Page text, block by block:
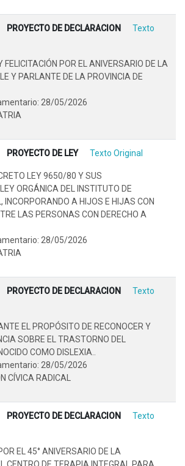
PROYECTO DE DECLARACION
Texto
FELICITACIÓN POR EL ANIVERSARIO DE LA
Y PARLANTE DE LA PROVINCIA DE
28/05/2026
PROYECTO DE LEY Texto Original
LEY 9650/80 Y SUS
ORGÁNICA DEL INSTITUTO DE
INCORPORANDO A HIJOS E HIJAS CON
LAS PERSONAS CON DERECHO A
28/05/2026
PROYECTO DE DECLARACION
Texto
EL PROPÓSITO DE RECONOCER Y
SOBRE EL TRASTORNO DEL
COMO DISLEXIA..
28/05/2026
CÍVICA RADICAL
PROYECTO DE DECLARACION
Texto
EL 45° ANIVERSARIO DE LA
CENTRO DE TERAPIA INTEGRAL PARA